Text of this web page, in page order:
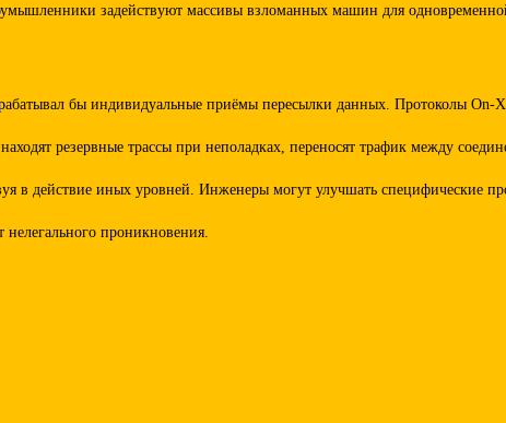
задействуют массивы взломанных машин для
бы индивидуальные приёмы пересылки данных. Протоколы
резервные трассы при неполадках, переносят трафик между
в действие иных уровней. Инженеры могут улучшать специфические
проникновения.